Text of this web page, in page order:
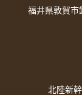
福井県敦賀市
北陸新